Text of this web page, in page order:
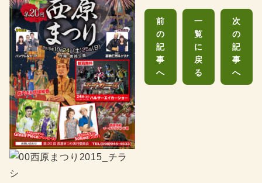
前
の
記
事
へ
一
覧
に
戻
る
次
の
記
事
へ